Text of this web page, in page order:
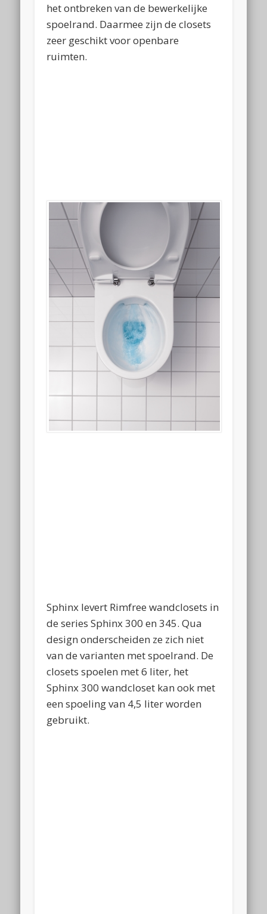
het ontbreken van de bewerkelijke
spoelrand. Daarmee zijn de closets
zeer geschikt voor openbare
ruimten.
Sphinx levert Rimfree wandclosets in
de series Sphinx 300 en 345. Qua
design onderscheiden ze zich niet
van de varianten met spoelrand. De
closets spoelen met 6 liter, het
Sphinx 300 wandcloset kan ook met
een spoeling van 4,5 liter worden
gebruikt.